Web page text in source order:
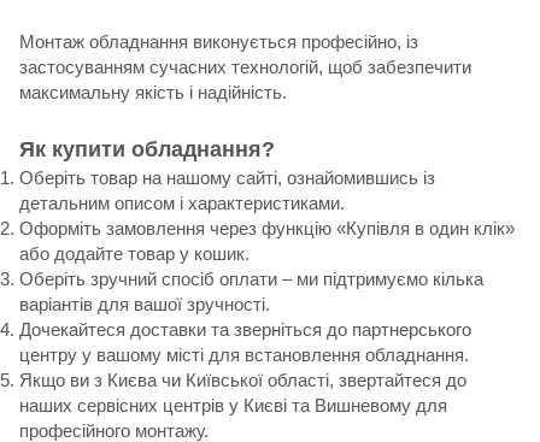
Монтаж обладнання виконується професійно, із
застосуванням сучасних технологій, щоб забезпечити
максимальну якість і надійність.
Як купити обладнання?
Оберіть товар на нашому сайті, ознайомившись із
детальним описом і характеристиками.
Оформіть замовлення через функцію «Купівля в один клік»
або додайте товар у кошик.
Оберіть зручний спосіб оплати – ми підтримуємо кілька
варіантів для вашої зручності.
Дочекайтеся доставки та зверніться до партнерського
центру у вашому місті для встановлення обладнання.
Якщо ви з Києва чи Київської області, звертайтеся до
наших сервісних центрів у Києві та Вишневому для
професійного монтажу.